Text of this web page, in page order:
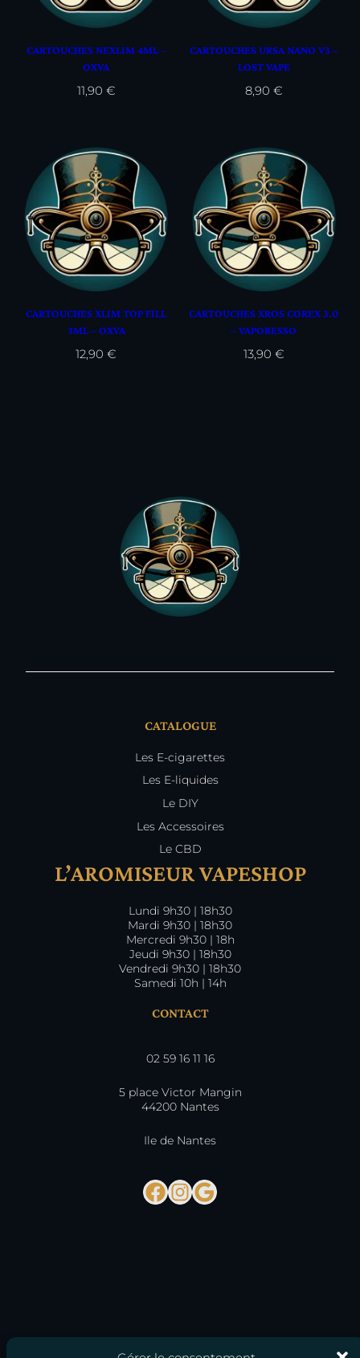
CARTOUCHES NEXLIM 4ML –
OXVA
11,90 €
CARTOUCHES URSA NANO V3 –
LOST VAPE
8,90 €
CARTOUCHES XLIM TOP FILL
3ML – OXVA
12,90€
CARTOUCHES XROS COREX 3.0
– VAPORESSO
13,90 €
CATALOGUE
Les E-cigarettes
Les E-liquides
Le DIY
Les Accessoires
Le CBD
L’AROMISEUR VAPESHOP
Lundi 9h30 | 18h30
Mardi 9h30 | 18h30
Mercredi 9h30 | 18h
Jeudi 9h30 | 18h30
Vendredi 9h30 | 18h30
Samedi 10h | 14h
CONTACT
02 59 16 11 16
5 place Victor Mangin
44200 Nantes
Ile de Nantes
Facebook
Instagram
Google